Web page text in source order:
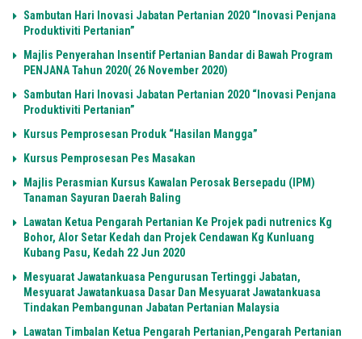
Sambutan Hari Inovasi Jabatan Pertanian 2020 “Inovasi Penjana
Produktiviti Pertanian”
Majlis Penyerahan Insentif Pertanian Bandar di Bawah Program
PENJANA Tahun 2020( 26 November 2020)
Sambutan Hari Inovasi Jabatan Pertanian 2020 “Inovasi Penjana
Produktiviti Pertanian”
Kursus Pemprosesan Produk “Hasilan Mangga”
Kursus Pemprosesan Pes Masakan
Majlis Perasmian Kursus Kawalan Perosak Bersepadu (IPM)
Tanaman Sayuran Daerah Baling
Lawatan Ketua Pengarah Pertanian Ke Projek padi nutrenics Kg
Bohor, Alor Setar Kedah dan Projek Cendawan Kg Kunluang
Kubang Pasu, Kedah 22 Jun 2020
Mesyuarat Jawatankuasa Pengurusan Tertinggi Jabatan,
Mesyuarat Jawatankuasa Dasar Dan Mesyuarat Jawatankuasa
Tindakan Pembangunan Jabatan Pertanian Malaysia
Lawatan Timbalan Ketua Pengarah Pertanian,Pengarah Pertanian